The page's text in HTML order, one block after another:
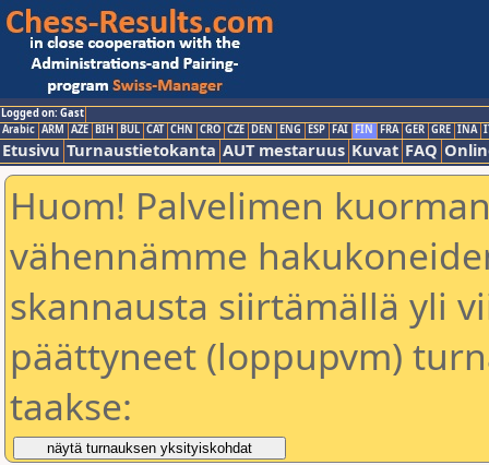
Logged on: Gast
Arabic ARM AZE BIH BUL CAT CHN CRO CZE DEN ENG ESP FAI FIN FRA GER GRE INA
Etusivu Turnaustietokanta AUT mestaruus Kuvat FAQ
Huom! Palvelimen
vähennämme
skannausta siirtämällä yli
päättyneet (loppupvm)
taakse: